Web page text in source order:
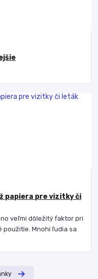
papiera pre vizitky či
veľmi dôležitý faktor pri
použitie. Mnohí ľudia sa